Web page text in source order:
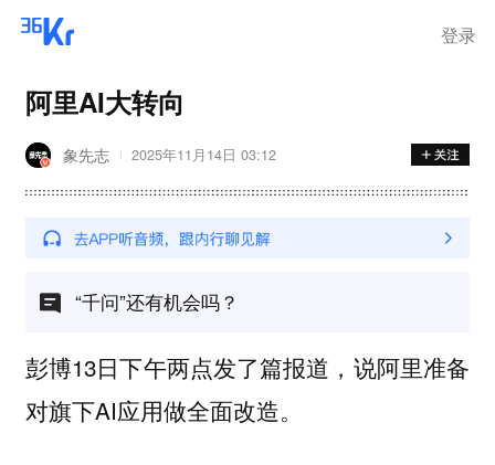
登录
阿里AI大转向
象先志 2025年11月14日 03:12
“千问”还有机会吗？
彭博13日下午两点发了篇报道，说阿里准备
对旗下AI应用做全面改造。